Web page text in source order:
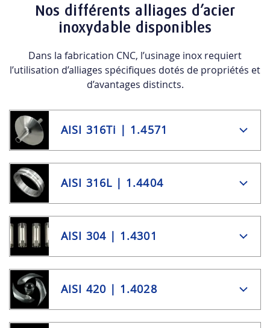
Nos différents alliages d’acier
inoxydable disponibles
Dans la fabrication CNC, l’usinage inox requiert
l’utilisation d’alliages spécifiques dotés de propriétés et
d’avantages distincts.
AISI 316Ti | 1.4571
AISI 316L | 1.4404
AISI 304 | 1.4301
AISI 420 | 1.4028